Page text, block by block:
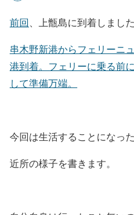
前回 、上甑島に到着しました
串木野新港からフェリーニ
港到着。フェリーに乗る前
して準備万端。
今回は生活することになっ
近所の様子を書きます。